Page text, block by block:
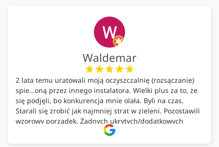
ekologicznych rozwiązań!🍀
Waldemar
2 lata temu uratowali moją oczyszczalnię (rozsączanie)
spie…oną przez innego instalatora. Wielki plus za to, że
się podjęli, bo konkurencja mnie olała. Byli na czas.
Starali się zrobić jak najmniej strat w zieleni. Pozostawili
wzorowy porządek. Żadnych ukrytych/dodatkowych
kosztów. Zaskoczenie. Kontakt bardzo OK. Obsługa
pomontażowa również OK. A ich środki do oczyszczalni –